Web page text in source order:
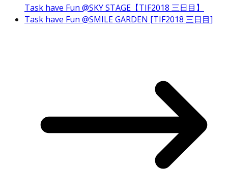
Task have Fun @SKY STAGE【TIF2018 三日目】
Task have Fun @SMILE GARDEN [TIF2018 三日目]